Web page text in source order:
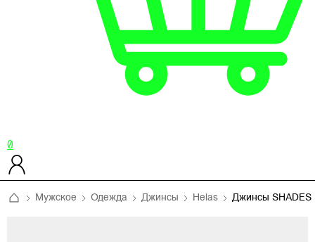
0
Мужское Одежда Джинсы Helas Джинсы SHADES